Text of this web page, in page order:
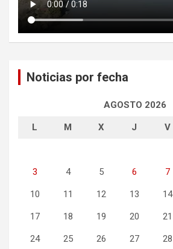
Noticias por fecha
AGOSTO 2026
L M X J V
3 4 5 6 7
10 11 12 13 14
17 18 19 20 21
24 25 26 27 28